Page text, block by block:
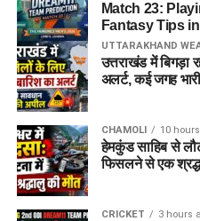
Match 23:
Fantasy Tips
UTTARAKHAND
उत्तराखंड में बिगड़ा
अलर्ट, कई जगह
CHAMOLI 10
हेमकुंड साहिब से
फिसलने से एक
CRICKET 3 hours